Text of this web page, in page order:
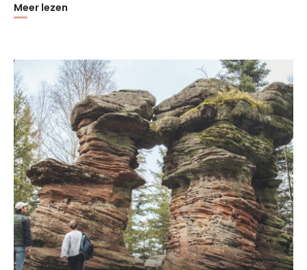
panorama over de vallei van de Bruche en het Champ du
Feu-massiefte bewonderen.
Je begint dan aan een afdaling door het bos voordat je weer
gaat klimmen omde mythische top van de Donon op 1.009
meterte bereiken. De plek is al bekend sinds de prehistorie,
toen hij een heilige status kreeg die hij sindsdien heeft
behouden. Je kunt er zelfs een aantalarcheologische
overblijfselenziendie dateren uit het neolithicum en de
Gallo-Romeinseperiode. Maar vergis je niet,de oude
tempelop de top dateert uit de tijd van Napoleon III!
Samen met de Rocher de Mutzig is de Dononde hoogste top
van de noordelijke Vogezen. Geniet van deze unieke,
legendarische en magische plek en vooral van het
Meer lezen